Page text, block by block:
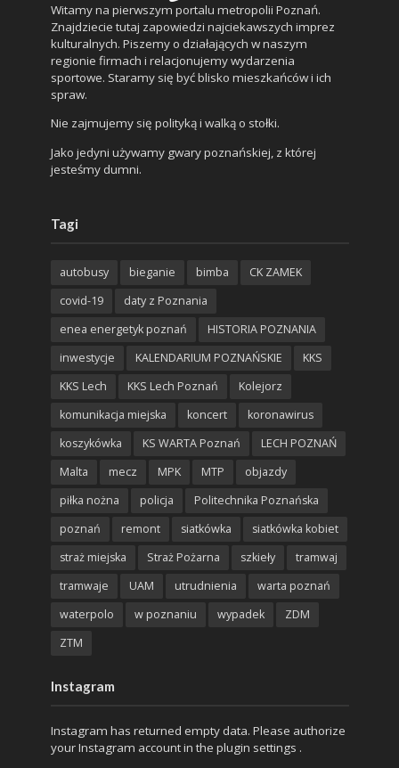
Witamy na pierwszym portalu metropolii Poznań.
Znajdziecie tutaj zapowiedzi najciekawszych imprez
kulturalnych. Piszemy o działających w naszym
regionie firmach i relacjonujemy wydarzenia
sportowe. Staramy się być blisko mieszkańców i ich
spraw.
Nie zajmujemy się polityką i walką o stołki.
Jako jedyni używamy gwary poznańskiej, z której
jesteśmy dumni.
Tagi
autobusy bieganie bimba
CK ZAMEK
covid-19
daty z Poznania
enea energetyk poznań
HISTORIA POZNANIA
inwestycje
KALENDARIUM POZNAŃSKIE
KKS
KKS Lech
KKS Lech Poznań
Kolejorz
komunikacja miejska
koncert
koronawirus
koszykówka
KS WARTA Poznań
LECH POZNAŃ
Malta
mecz MPK MTP
objazdy
piłka nożna
policja
Politechnika Poznańska
poznań
remont siatkówka
siatkówka kobiet
straż miejska
Straż Pożarna szkieły
tramwaj
tramwaje
UAM utrudnienia
warta poznań
waterpolo
w poznaniu wypadek
ZDM
ZTM
Instagram
Instagram has returned empty data. Please authorize
your Instagram account in the plugin settings .